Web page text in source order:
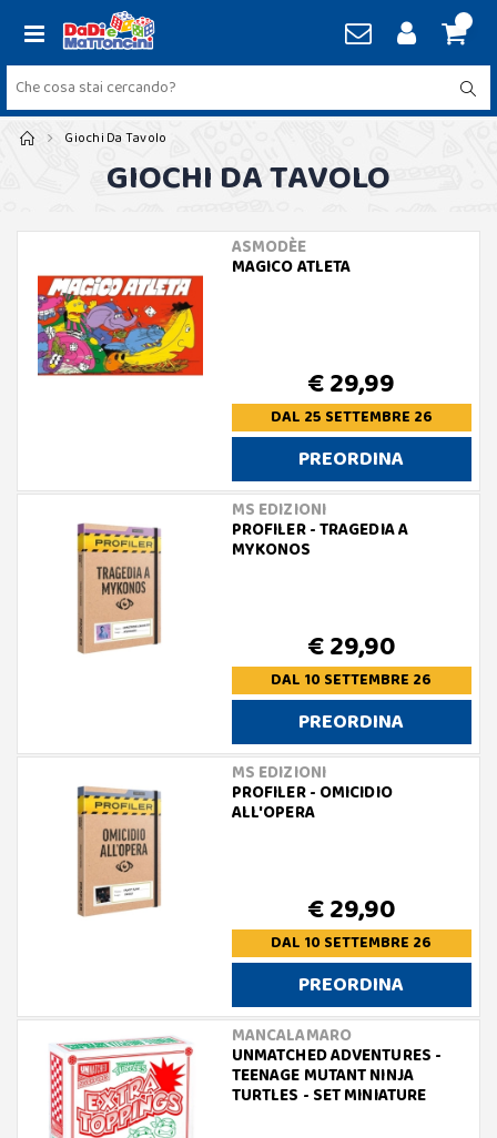
Giochi Da Tavolo
GIOCHI DA TAVOLO
ASMODÈE
MAGICO ATLETA
€ 29,99
DAL 25 SETTEMBRE 26
PREORDINA
MS EDIZIONI
PROFILER - TRAGEDIA A
MYKONOS
€ 29,90
DAL 10 SETTEMBRE 26
PREORDINA
MS EDIZIONI
PROFILER - OMICIDIO
ALL'OPERA
€ 29,90
DAL 10 SETTEMBRE 26
PREORDINA
MANCALAMARO
UNMATCHED ADVENTURES -
TEENAGE MUTANT NINJA
TURTLES - SET MINIATURE